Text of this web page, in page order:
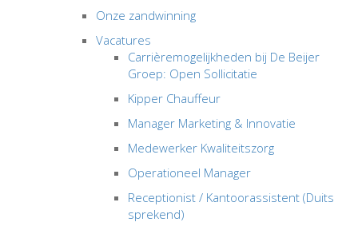
Onze zandwinning
Vacatures
Carrièremogelijkheden bij De Beijer
Groep: Open Sollicitatie
Kipper Chauffeur
Manager Marketing & Innovatie
Medewerker Kwaliteitszorg
Operationeel Manager
Receptionist / Kantoorassistent (Duits
sprekend)